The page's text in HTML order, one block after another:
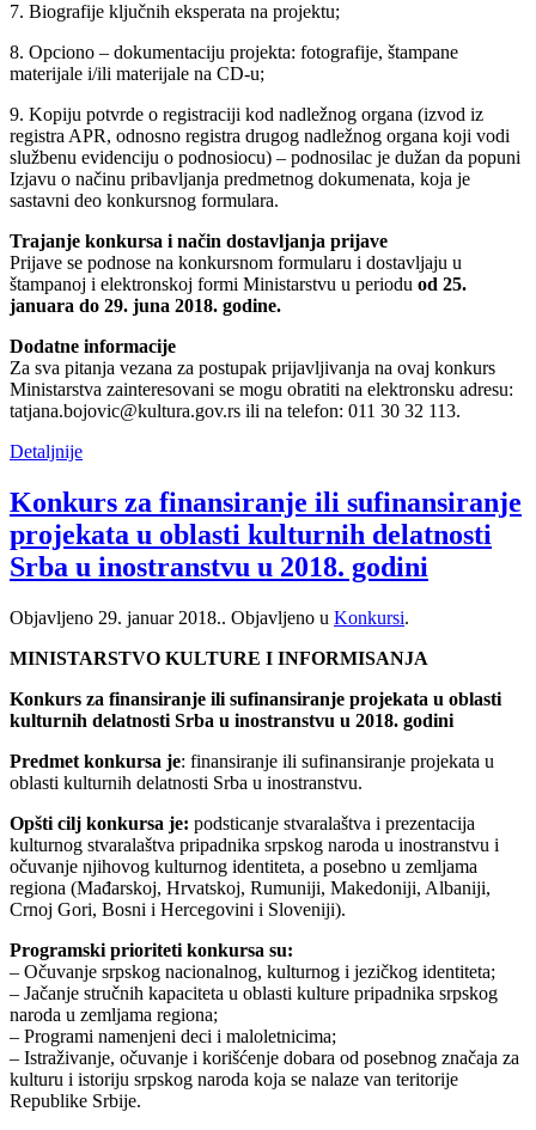
7. Biografije ključnih eksperata na projektu;
8. Opciono – dokumentaciju projekta: fotografije, štampane
materijale i/ili materijale na CD-u;
9. Kopiju potvrde o registraciji kod nadležnog organa (izvod iz
registra APR, odnosno registra drugog nadležnog organa koji vodi
službenu evidenciju o podnosiocu) – podnosilac je dužan da popuni
Izjavu o načinu pribavljanja predmetnog dokumenata, koja je
sastavni deo konkursnog formulara.
Trajanje konkursa i način dostavljanja prijave
Prijave se podnose na konkursnom formularu i dostavljaju u
štampanoj i elektronskoj formi Ministarstvu u periodu od 25.
januara do 29. juna 2018. godine.
Dodatne informacije
Za sva pitanja vezana za postupak prijavljivanja na ovaj konkurs
Ministarstva zainteresovani se mogu obratiti na elektronsku adresu:
tatjana.bojovic@kultura.gov.rs ili na telefon: 011 30 32 113.
Detaljnije
Konkurs za finansiranje ili sufinansiranje
projekata u oblasti kulturnih delatnosti
Srba u inostranstvu u 2018. godini
Objavljeno 29. januar 2018.. Objavljeno u Konkursi.
MINISTARSTVO KULTURE I INFORMISANJA
Konkurs za finansiranje ili sufinansiranje projekata u oblasti
kulturnih delatnosti Srba u inostranstvu u 2018. godini
Predmet konkursa je: finansiranje ili sufinansiranje projekata u
oblasti kulturnih delatnosti Srba u inostranstvu.
Opšti cilj konkursa je: podsticanje stvaralaštva i prezentacija
kulturnog stvaralaštva pripadnika srpskog naroda u inostranstvu i
očuvanje njihovog kulturnog identiteta, a posebno u zemljama
regiona (Mađarskoj, Hrvatskoj, Rumuniji, Makedoniji, Albaniji,
Crnoj Gori, Bosni i Hercegovini i Sloveniji).
Programski prioriteti konkursa su:
– Očuvanje srpskog nacionalnog, kulturnog i jezičkog identiteta;
– Jačanje stručnih kapaciteta u oblasti kulture pripadnika srpskog
naroda u zemljama regiona;
– Programi namenjeni deci i maloletnicima;
– Istraživanje, očuvanje i korišćenje dobara od posebnog značaja za
kulturu i istoriju srpskog naroda koja se nalaze van teritorije
Republike Srbije.